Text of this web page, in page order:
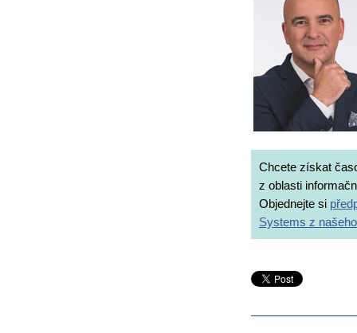
Chcete získat
z oblasti
Objednejte si
Systems z